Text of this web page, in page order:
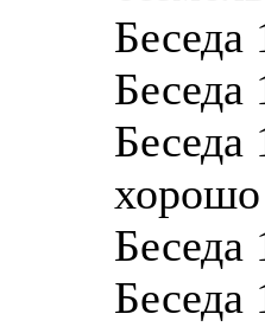
Беседа
Беседа
хорошо
Беседа